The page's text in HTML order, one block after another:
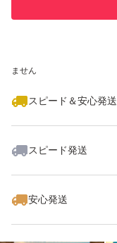
ません
スピード＆安心発送
スピード発送
安心発送